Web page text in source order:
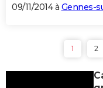
09/11/2014 à Gennes-
1 2